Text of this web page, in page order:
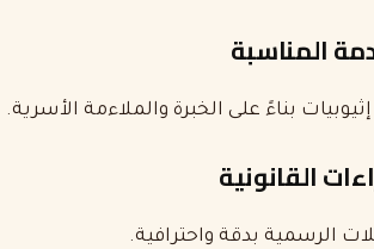
المناسبة
بناءً على الخبرة والملاءمة الأسرية.
القانونية
الرسمية بدقة واحترافية.